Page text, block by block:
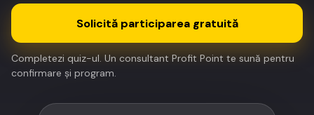
Solicită participarea gratuită
Completezi quiz-ul. Un consultant Profit Point te sună pentru
confirmare și program.